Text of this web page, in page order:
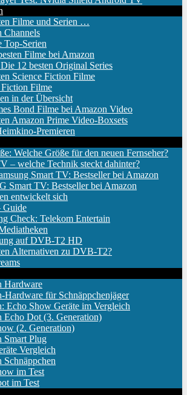
Filme und Serien …
Channels
Top-Serien
Filme bei Amazon
12 besten Original Series
Science Fiction Filme
Fiction Filme
in der Übersicht
Bond Filme bei Amazon Video
Amazon Prime Video-Boxsets
Premieren
Welche Größe für den neuen Fernseher?
– welche Technik steckt dahinter?
Smart TV: Bestseller bei Amazon
Smart TV: Bestseller bei Amazon
entwickelt sich
Guide
Check: Telekom Entertain
auf DVB-T2 HD
Alternativen zu DVB-T2?
Hardware
Hardware für Schnäppchenjäger
Echo Show Geräte im Vergleich
Echo Dot (3. Generation)
(2. Generation)
Smart Plug
Vergleich
Schnäppchen
im Test
im Test